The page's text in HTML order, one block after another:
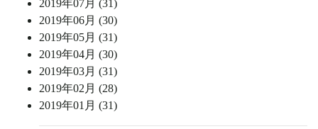
2019年07月 (31)
2019年06月 (30)
2019年05月 (31)
2019年04月 (30)
2019年03月 (31)
2019年02月 (28)
2019年01月 (31)